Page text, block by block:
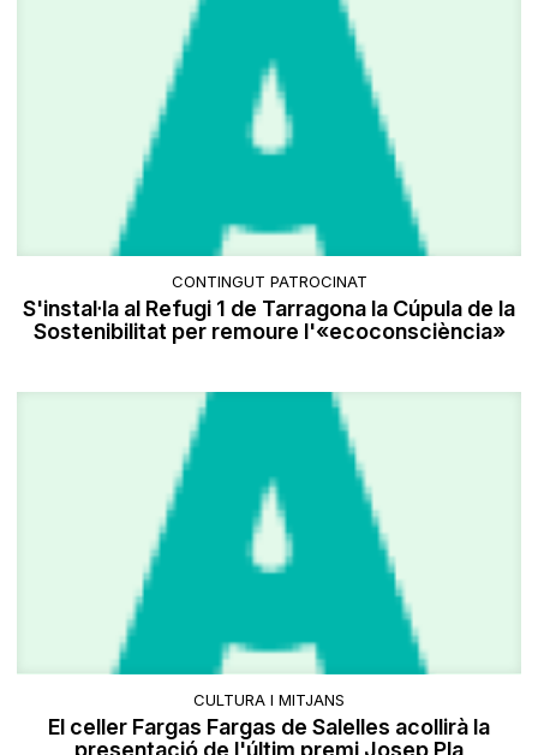
CONTINGUT PATROCINAT
S'instal·la al Refugi 1 de Tarragona la Cúpula de la
Sostenibilitat per remoure l'«ecoconsciència»
CULTURA I MITJANS
El celler Fargas Fargas de Salelles acollirà la
presentació de l'últim premi Josep Pla